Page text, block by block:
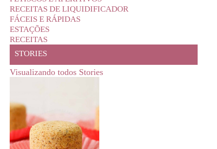
RECEITAS DE LIQUIDIFICADOR
FÁCEIS E RÁPIDAS
ESTAÇÕES
RECEITAS
STORIES
Visualizando todos Stories